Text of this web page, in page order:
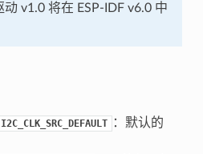
v1.0 将在 ESP-IDF v6.0 中
：默认的